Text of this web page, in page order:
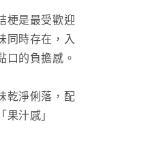
梗是最受歡迎
同時存在，入
口的負擔感。
乾淨俐落，配
汁感」